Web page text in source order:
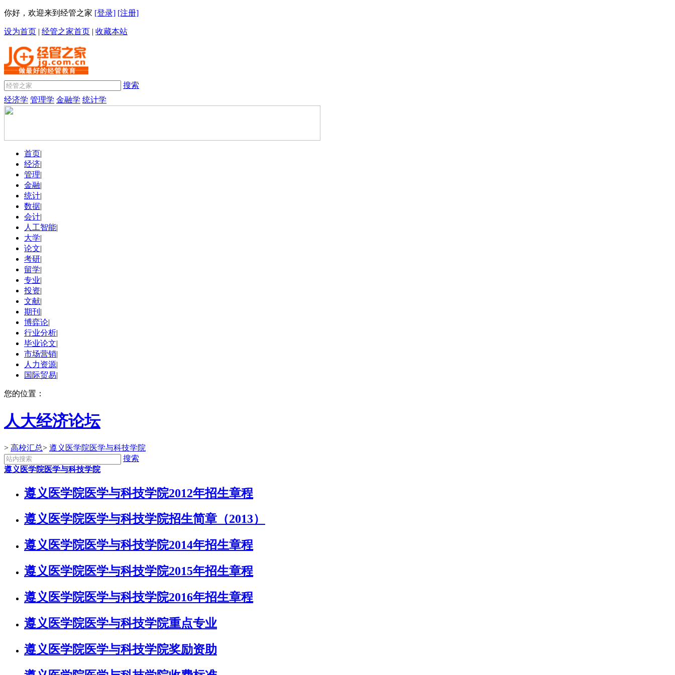
你好，欢迎来到经管之家 [登录] [注册]
设为首页 | 经管之家首页 | 收藏本站
搜索
经济学 管理学 金融学 统计学
首页|
经济|
管理|
金融|
统计|
数据|
会计|
人工智能|
大学|
论文|
考研|
留学|
专业|
投资|
文献|
期刊 |
博弈论|
行业分析|
毕业论文|
市场营销|
人力资源|
国际贸易|
您的位置：
人大经济论坛
> 高校汇总> 遵义医学院医学与科技学院
搜索
遵义医学院医学与科技学院
遵义医学院医学与科技学院2012年招生章程
遵义医学院医学与科技学院招生简章（2013）
遵义医学院医学与科技学院2014年招生章程
遵义医学院医学与科技学院2015年招生章程
遵义医学院医学与科技学院2016年招生章程
遵义医学院医学与科技学院重点专业
遵义医学院医学与科技学院奖励资助